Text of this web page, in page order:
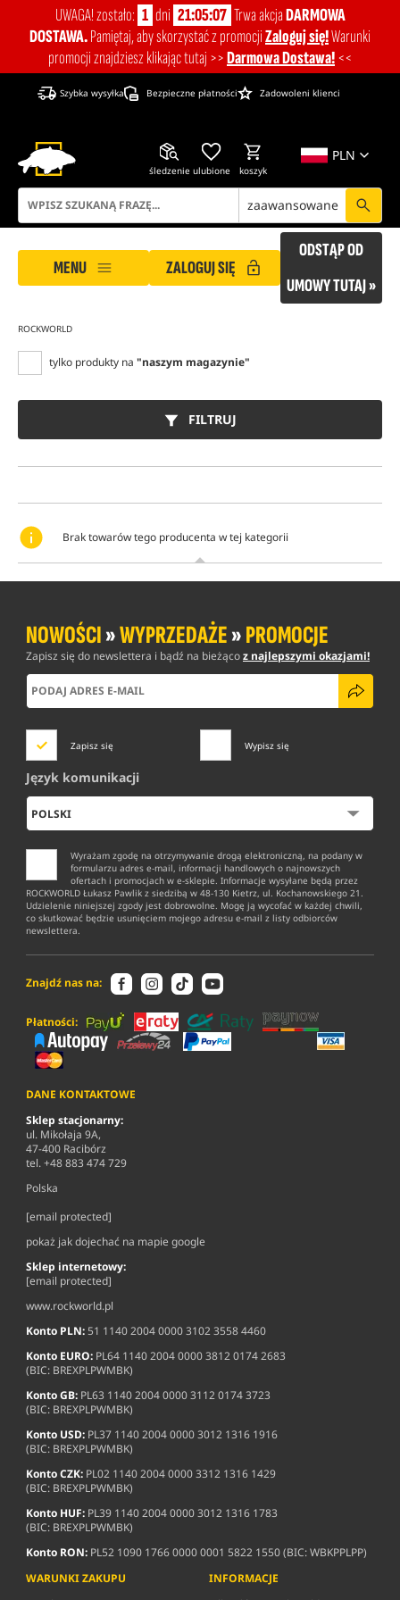
ROCKWORLD dba o Twoją prywatność!
Nasza strona korzysta z plików cookies, które pomagają
zapewnić Ci bezpieczne i komfortowe warunki podczas
wizyt na naszej stronie. Strona wykorzystuje pliki cookies
do zapewnienia prawidłowego działania, analizy ruchu
partnerów takich jak Google, Meta, TikTok oraz Microsoft.
Możesz zaakceptować wszystkie pliki cookies, jednak nie
jest to konieczne do korzystania ze strony. Możesz
decyzja. Zgody można zmienić w dowolnym momencie.
Szczegółowe informacje ma temat plików cookies
znajdziesz w naszejPolityce Prywatności.
Zmień ustawienia
Zaakceptuj wszystkie
UWAGA! zostało: 1 dni 21:05:07 Trwa akcjaDARMOWA
DOSTAWA.Pamiętaj, aby skorzystać z promocjiZaloguj się!Warunki
promocji znajdziesz klikając tutaj >>Darmowa Dostawa! <<
Szybka wysyłka Bezpieczne płatności Zadowoleni klienci
PLN
śledzenie ulubione koszyk
zaawansowane
MENU ZALOGUJ SIĘ
ODSTĄP OD
UMOWY TUTAJ »
ROCKWORLD
tylko produkty na "naszym magazynie"
FILTRUJ
Brak towarów tego producenta w tej kategorii
NOWOŚCI»WYPRZEDAŻE»PROMOCJE
Zapisz się do newslettera i bądź na bieżącoz najlepszymi okazjami!
Zapisz się Wypisz się
Język komunikacji
Wyrażam zgodę na otrzymywanie drogą elektroniczną, na podany w
formularzu adres e-mail, informacji handlowych o najnowszych
ofertach i promocjach w e-sklepie. Informacje wysyłane będą przez
ROCKWORLD Łukasz Pawlik z siedzibą w 48-130 Kietrz, ul. Kochanowskiego 21.
Udzielenie niniejszej zgody jest dobrowolne. Mogę ją wycofać w każdej chwili,
co skutkować będzie usunięciem mojego adresu e-mail z listy odbiorców
newslettera.
Znajdź nas na:
Płatności:
DANE KONTAKTOWE
Sklep stacjonarny:
ul. Mikołaja 9A,
47-400 Racibórz
tel. +48 883 474 729
Polska
[email protected]
pokaż jak dojechać na mapie google
Sklep internetowy:
[email protected]
www.rockworld.pl
Konto PLN:51 1140 2004 0000 3102 3558 4460
Konto EURO: PL64 1140 2004 0000 3812 0174 2683
(BIC: BREXPLPWMBK)
Konto GB: PL63 1140 2004 0000 3112 0174 3723
(BIC: BREXPLPWMBK)
Konto USD: PL37 1140 2004 0000 3012 1316 1916
(BIC: BREXPLPWMBK)
Konto CZK: PL02 1140 2004 0000 3312 1316 1429
(BIC: BREXPLPWMBK)
Konto HUF: PL39 1140 2004 0000 3012 1316 1783
(BIC: BREXPLPWMBK)
Konto RON: PL52 1090 1766 0000 0001 5822 1550 (BIC: WBKPPLPP)
WARUNKI ZAKUPU
INFORMACJE